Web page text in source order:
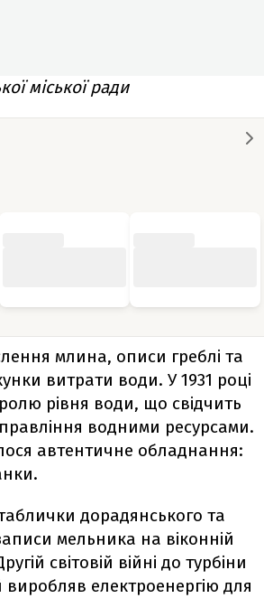
міської ради
млина, описи греблі та
витрати води. У 1931 році
рівня води, що свідчить
водними ресурсами.
автентичне обладнання:
дорадянського та
мельника на віконній
світовій війні до турбіни
електроенергію для